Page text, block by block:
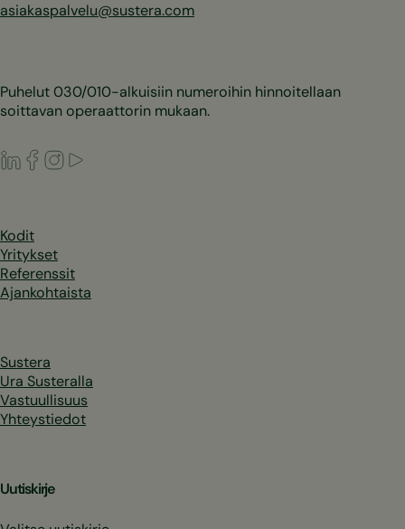
asiakaspalvelu@sustera.com
Puhelut 030/010-alkuisiin numeroihin hinnoitellaan
soittavan operaattorin mukaan.
LinkedIn
Facebook
Instagram
Kodit
Yritykset
Referenssit
Ajankohtaista
Sustera
Ura Susteralla
Vastuullisuus
Yhteystiedot
Uutiskirje